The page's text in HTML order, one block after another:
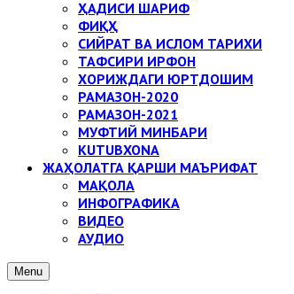
ҲАДИСИ ШАРИФ
ФИҚҲ
СИЙРАТ ВА ИСЛОМ ТАРИХИ
ТАФСИРИ ИРФОН
ХОРИЖДАГИ ЮРТДОШИМ
РАМАЗОН-2020
РАМАЗОН-2021
МУФТИЙ МИНБАРИ
KUTUBXONA
ЖАҲОЛАТГА ҚАРШИ МАЪРИФАТ
МАҚОЛА
ИНФОГРАФИКА
ВИДЕО
АУДИО
Menu